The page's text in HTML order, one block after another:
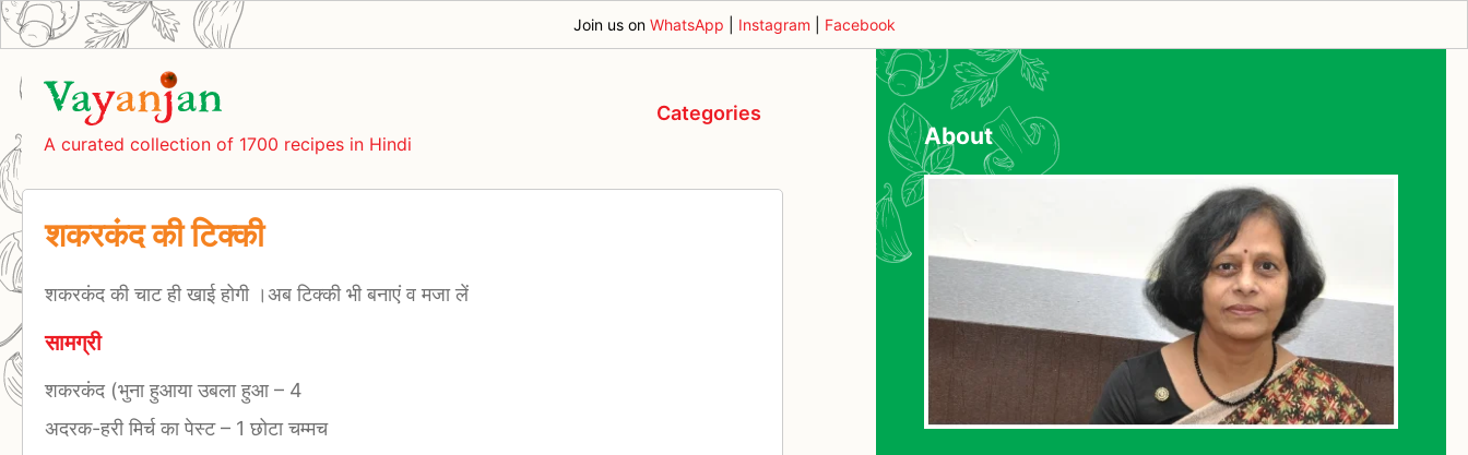
Join us on WhatsApp Instagram Facebook
A curated collection of 1700 recipes in Hindi
Categories
शकरकंद की टिक्की
शकरकंद की चाट ही खाई होगी ।अब टिक्की भी बनाएं व मजा लें
सामग्री
शकरकंद (भुना हुआया उबला हुआ – 4
अदरक-हरी मिर्च का पेस्ट– 1 छोटा चम्मच
About